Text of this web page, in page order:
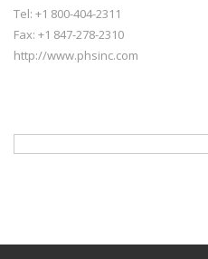
Tel: +1 800-404-2311
Fax: +1 847-278-2310
http://www.phsinc.com